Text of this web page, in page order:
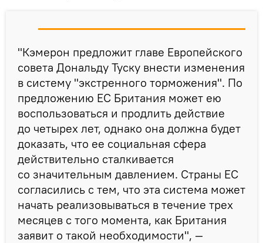
"Кэмерон предложит главе Европейского
совета Дональду Туску внести изменения
в систему "экстренного торможения". По
предложению ЕС Британия может ею
воспользоваться и продлить действие
до четырех лет, однако она должна будет
доказать, что ее социальная сфера
действительно сталкивается
со значительным давлением. Страны ЕС
согласились с тем, что эта система может
начать реализовываться в течение трех
месяцев с того момента, как Британия
заявит о такой необходимости", —